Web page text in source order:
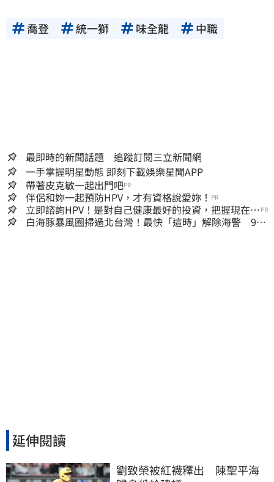
喬登 統一獅 味全龍 中職
最即時的新聞話題 追蹤訂閱三立新聞網
一手掌握明星動態 即刻下載娛樂星聞APP
帶著皮克敏一起出門吧PR
伴侶和妳一起預防HPV，才有資格說愛妳！ PR
立即諮詢HPV！是對自己健康最好的投資，把握現在不
嫌晚！
PR
白海豚暴風圈掃過北台灣！最快「這時」解除海警 9日
延伸閱讀
劉致榮被紅襪釋出　陳聖平海